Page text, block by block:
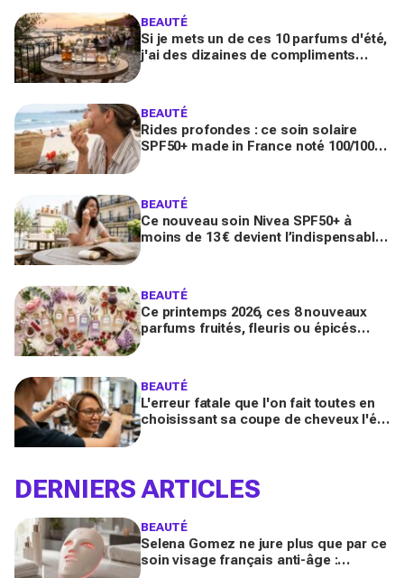
BEAUTÉ
Si je mets un de ces 10 parfums d'été,
j'ai des dizaines de compliments
BEAUTÉ
Rides profondes : ce soin solaire
SPF50+ made in France noté 100/100
BEAUTÉ
Ce nouveau soin Nivea SPF50+ à
moins de 13 € devient l’indispensable
BEAUTÉ
Ce printemps 2026, ces 8 nouveaux
parfums fruités, fleuris ou épicés
BEAUTÉ
L'erreur fatale que l'on fait toutes en
choisissant sa coupe de cheveux l'été
DERNIERS ARTICLES
BEAUTÉ
Selena Gomez ne jure plus que par ce
soin visage français anti-âge :